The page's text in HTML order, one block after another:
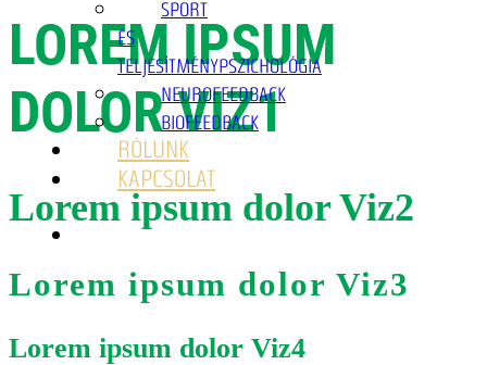
SPORT
ÉS
TELJESÍTMÉNYPSZICHOLÓGIA
NEUROFEEDBACK
BIOFEEDBACK
RÓLUNK
KAPCSOLAT
LOREM IPSUM
DOLOR VIZ1
Lorem ipsum dolor Viz2
Lorem ipsum dolor Viz3
Lorem ipsum dolor Viz4